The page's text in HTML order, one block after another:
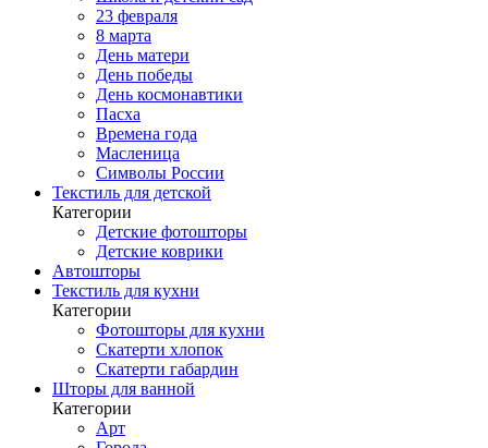
23 февраля
8 марта
День матери
День победы
День космонавтики
Пасха
Времена года
Масленица
Символы России
Текстиль для детской
Категории
Детские фотошторы
Детские коврики
Автошторы
Текстиль для кухни
Категории
Фотошторы для кухни
Скатерти хлопок
Скатерти габардин
Шторы для ванной
Категории
Арт